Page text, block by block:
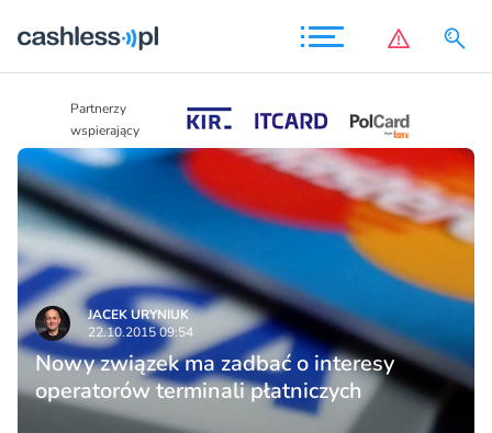
Partnerzy
wspierający
JACEK URYNIUK
22.10.2015 09:54
Nowy związek ma zadbać o interesy
operatorów terminali płatniczych